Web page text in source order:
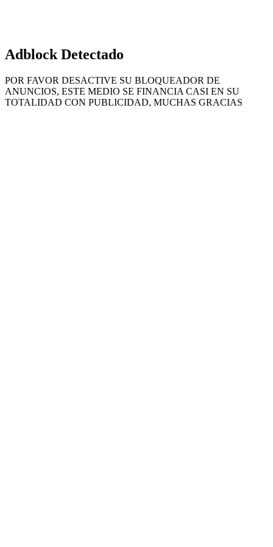
POR FAVOR DESACTIVE SU BLOQUEADOR DE
ANUNCIOS, ESTE MEDIO SE FINANCIA CASI EN SU